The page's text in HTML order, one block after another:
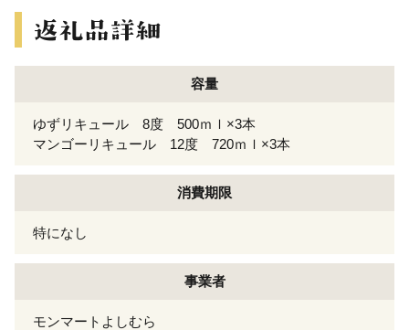
容量
ゆずリキュール 8度 500ｍｌ×3本
マンゴーリキュール 12度 720ｍｌ×3本
消費期限
特になし
事業者
モンマートよしむら